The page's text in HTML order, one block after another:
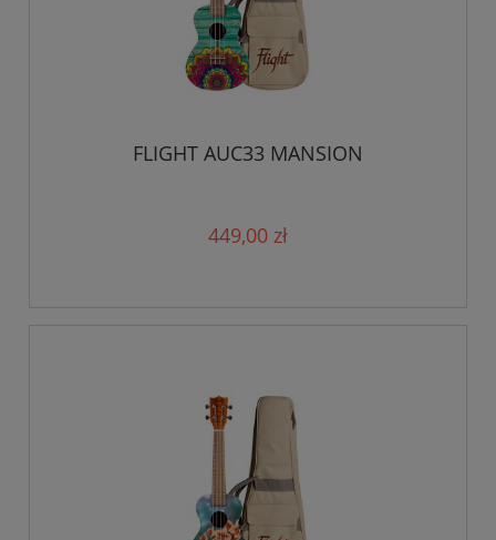
FLIGHT AUC33 MANSION
449,00 zł